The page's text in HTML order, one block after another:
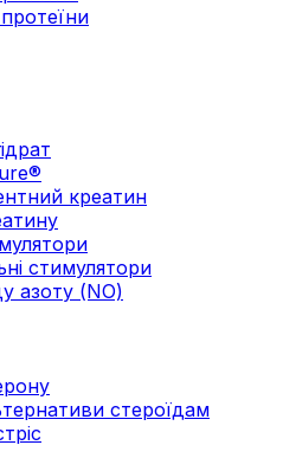
креатин
стимулятори
азоту (NO)
стероїдам